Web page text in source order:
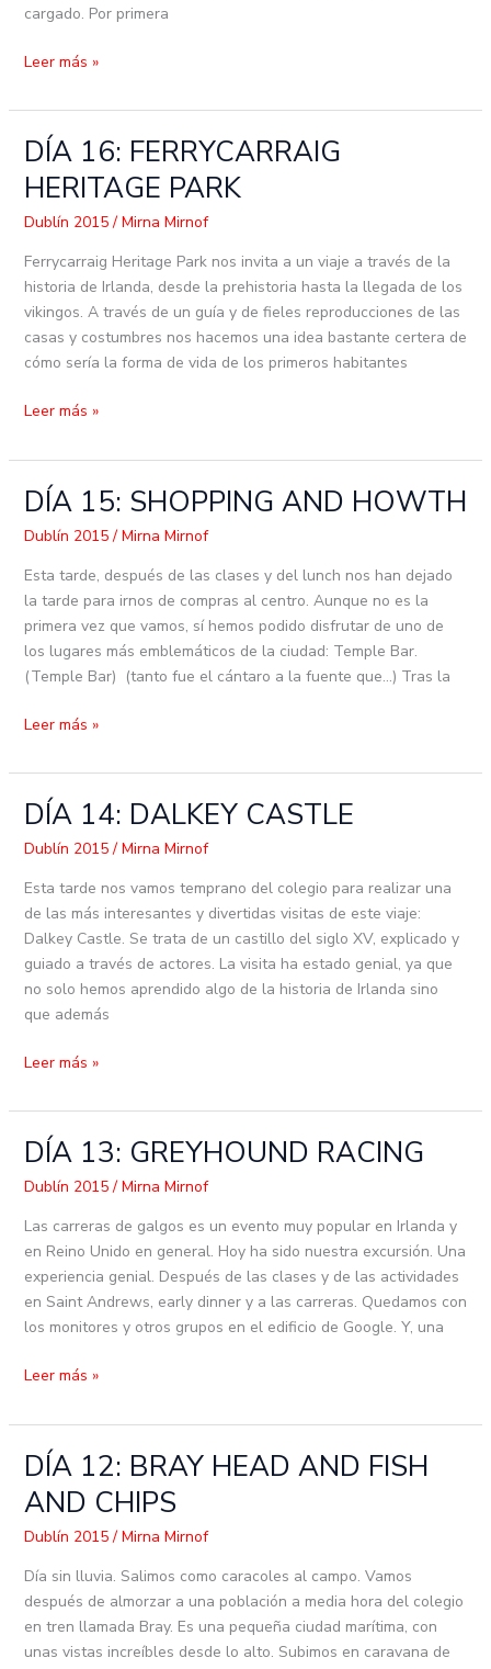
cargado. Por primera
Leer más »
DÍA 16: FERRYCARRAIG
HERITAGE PARK
Dublín 2015/ Mirna Mirnof
Ferrycarraig Heritage Park nos invita a un viaje a través de la
historia de Irlanda, desde la prehistoria hasta la llegada de los
vikingos. A través de un guía y de fieles reproducciones de las
casas y costumbres nos hacemos una idea bastante certera de
cómo sería la forma de vida de los primeros habitantes
DÍA
FERRYCARRAIG
HERITAGE
Leer más »
DÍA 15: SHOPPING AND HOWTH
Dublín 2015/ Mirna Mirnof
Esta tarde, después de las clases y del lunch nos han dejado
la tarde para irnos de compras al centro. Aunque no es la
primera vez que vamos, sí hemos podido disfrutar de uno de
los lugares más emblemáticos de la ciudad: Temple Bar.
(Temple Bar) (tanto fue el cántaro a la fuente que…) Tras la
DÍA
SHOPPING
AND
HOWTH
Leer más »
DÍA 14: DALKEY CASTLE
Dublín 2015/ Mirna Mirnof
Esta tarde nos vamos temprano del colegio para realizar una
de las más interesantes y divertidas visitas de este viaje:
Dalkey Castle. Se trata de un castillo del siglo XV, explicado y
guiado a través de actores. La visita ha estado genial, ya que
no solo hemos aprendido algo de la historia de Irlanda sino
que además
DÍA
DALKEY
CASTLE
Leer más »
DÍA 13: GREYHOUND RACING
Dublín 2015/ Mirna Mirnof
Las carreras de galgos es un evento muy popular en Irlanda y
en Reino Unido en general. Hoy ha sido nuestra excursión. Una
experiencia genial. Después de las clases y de las actividades
en Saint Andrews, early dinner y a las carreras. Quedamos con
los monitores y otros grupos en el edificio de Google. Y, una
DÍA
GREYHOUND
RACING
Leer más »
DÍA 12: BRAY HEAD AND FISH
AND CHIPS
Dublín 2015/ Mirna Mirnof
Día sin lluvia. Salimos como caracoles al campo. Vamos
después de almorzar a una población a media hora del colegio
en tren llamada Bray. Es una pequeña ciudad marítima, con
unas vistas increíbles desde lo alto. Subimos en caravana de
DÍA
BRAY
HEAD
FISH
AND
CHIPS